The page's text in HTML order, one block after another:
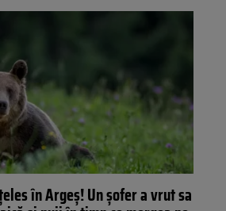
în Argeș! Un șofer a vrut sa